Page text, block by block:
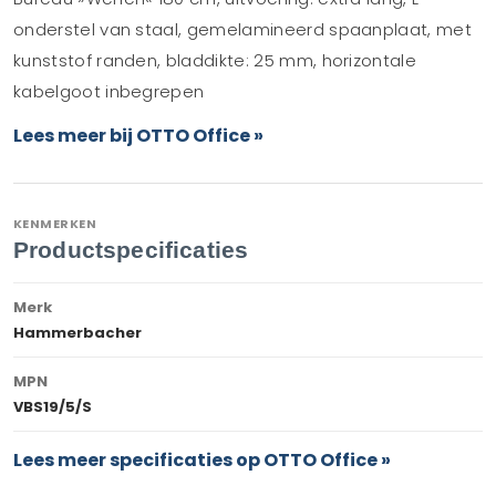
onderstel van staal, gemelamineerd spaanplaat, met
kunststof randen, bladdikte: 25 mm, horizontale
kabelgoot inbegrepen
Lees meer bij OTTO Office »
KENMERKEN
Productspecificaties
Merk
Hammerbacher
MPN
VBS19/5/S
Lees meer specificaties op OTTO Office »